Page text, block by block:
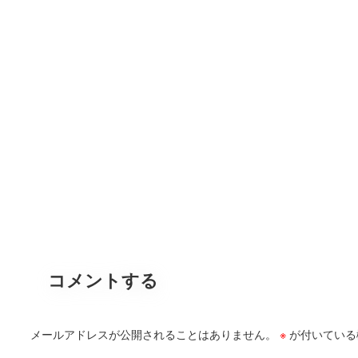
コメントする
メールアドレスが公開されることはありません。 ※が付いてい